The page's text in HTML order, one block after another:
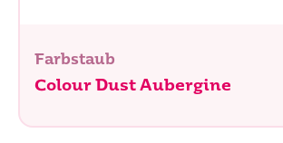
Farbstaub
Colour Dust Aubergine